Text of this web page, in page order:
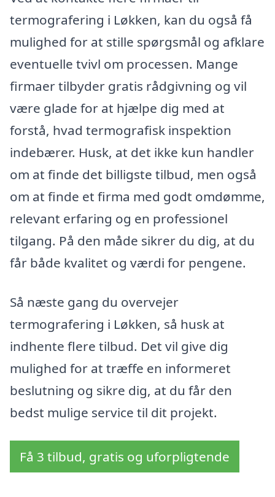
termografering i Løkken, kan du også få
mulighed for at stille spørgsmål og afklare
eventuelle tvivl om processen. Mange
firmaer tilbyder gratis rådgivning og vil
være glade for at hjælpe dig med at
forstå, hvad termografisk inspektion
indebærer. Husk, at det ikke kun handler
om at finde det billigste tilbud, men også
om at finde et firma med godt omdømme,
relevant erfaring og en professionel
tilgang. På den måde sikrer du dig, at du
får både kvalitet og værdi for pengene.
Så næste gang du overvejer
termografering i Løkken, så husk at
indhente flere tilbud. Det vil give dig
mulighed for at træffe en informeret
beslutning og sikre dig, at du får den
bedst mulige service til dit projekt.
Få 3 tilbud, gratis og uforpligtende